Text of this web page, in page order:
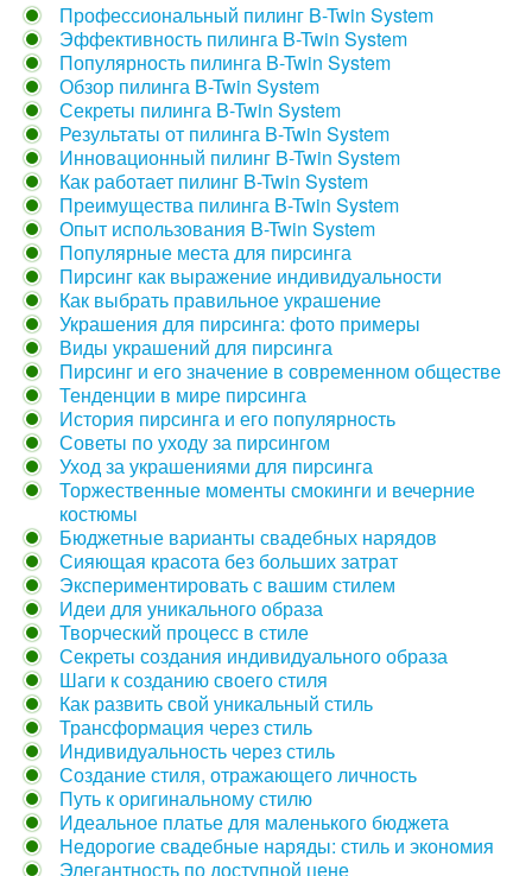
Профессиональный пилинг B-Twin System
Эффективность пилинга B-Twin System
Популярность пилинга B-Twin System
Обзор пилинга B-Twin System
Секреты пилинга B-Twin System
Результаты от пилинга B-Twin System
Инновационный пилинг B-Twin System
Как работает пилинг B-Twin System
Преимущества пилинга B-Twin System
Опыт использования B-Twin System
Популярные места для пирсинга
Пирсинг как выражение индивидуальности
Как выбрать правильное украшение
Украшения для пирсинга: фото примеры
Виды украшений для пирсинга
Пирсинг и его значение в современном обществе
Тенденции в мире пирсинга
История пирсинга и его популярность
Советы по уходу за пирсингом
Уход за украшениями для пирсинга
Торжественные моменты смокинги и вечерние
костюмы
Бюджетные варианты свадебных нарядов
Сияющая красота без больших затрат
Экспериментировать с вашим стилем
Идеи для уникального образа
Творческий процесс в стиле
Секреты создания индивидуального образа
Шаги к созданию своего стиля
Как развить свой уникальный стиль
Трансформация через стиль
Индивидуальность через стиль
Создание стиля, отражающего личность
Путь к оригинальному стилю
Идеальное платье для маленького бюджета
Недорогие свадебные наряды: стиль и экономия
Элегантность по доступной цене